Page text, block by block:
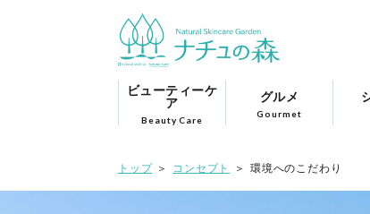
ビューティーケ
ア
Beauty Care
グルメ
Gourmet
トップ コンセプト 環境へのこだわり